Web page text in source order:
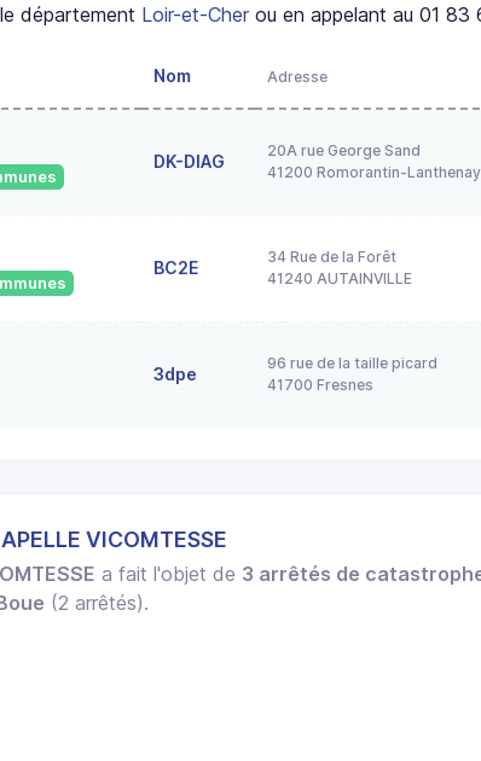
département Loir-et-Cher ou en appelant au 01 83
Nom Adresse
DK-DIAG
20A rue George Sand
41200 Romorantin-Lanthenay
BC2E
34 Rue de la Forêt
41240 AUTAINVILLE
3dpe
96 rue de la taille picard
41700 Fresnes
VICOMTESSE
a fait l'objet de 3 arrêtés de
(2 arrêtés).